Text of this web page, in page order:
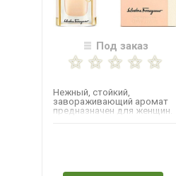
Под заказ
Нежный, стойкий,
завораживающий аромат
предназначен для женщин.